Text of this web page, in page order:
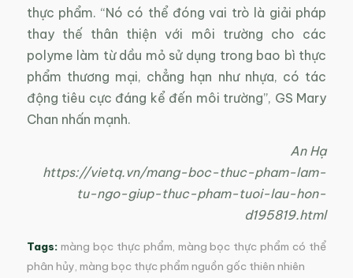
thực phẩm. “Nó có thể đóng vai trò là giải pháp
thay thế thân thiện với môi trường cho các
polyme làm từ dầu mỏ sử dụng trong bao bì thực
phẩm thương mại, chẳng hạn như nhựa, có tác
động tiêu cực đáng kể đến môi trường”, GS Mary
Chan nhấn mạnh.
An Hạ
https://vietq.vn/mang-boc-thuc-pham-lam-
tu-ngo-giup-thuc-pham-tuoi-lau-hon-
d195819.html
Tags: màng bọc thực phẩm, màng bọc thực phẩm có thể
phân hủy, màng bọc thực phẩm nguồn gốc thiên nhiên